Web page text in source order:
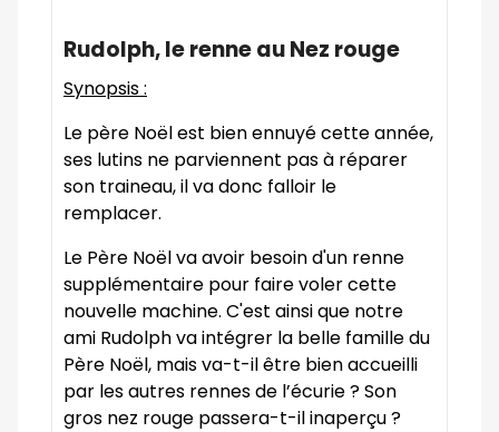
Rudolph, le renne au Nez rouge
Synopsis :
Le père Noël est bien ennuyé cette année,
ses lutins ne parviennent pas à réparer
son traineau, il va donc falloir le
remplacer.
Le Père Noël va avoir besoin d'un renne
supplémentaire pour faire voler cette
nouvelle machine. C'est ainsi que notre
ami Rudolph va intégrer la belle famille du
Père Noël, mais va-t-il être bien accueilli
par les autres rennes de l’écurie ? Son
gros nez rouge passera-t-il inaperçu ?